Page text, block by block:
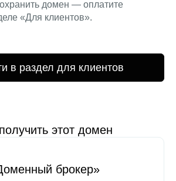
домен — оплатите
«Для клиентов».
в раздел для клиентов
этот домен
брокер»